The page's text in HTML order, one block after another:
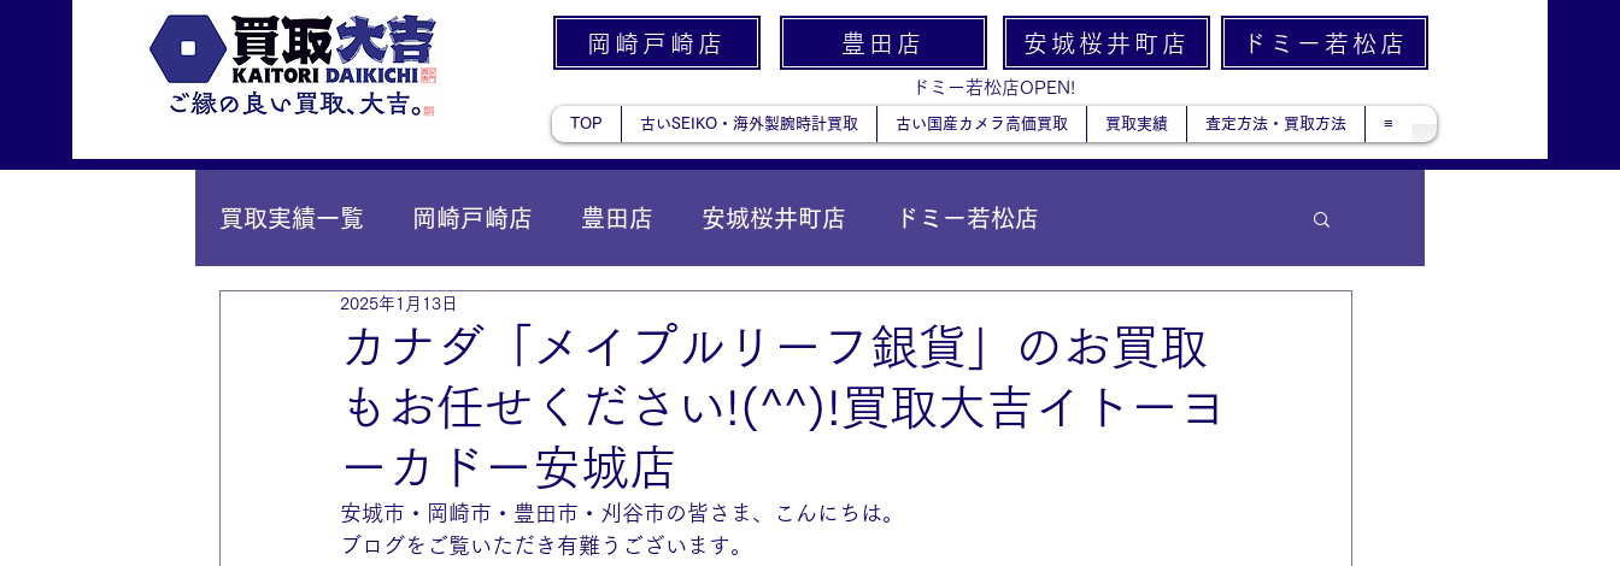
岡崎戸崎店 豊田店 安城桜井町店 ドミー若松店
ドミー若松店OPEN!
TOP 古いSEIKO・海外製腕時計買取 古い国産カメラ高価買取 買取実績 査定方法・買取方法 ≡
買取実績一覧 岡崎戸崎店 豊田店 安城桜井町店 ドミー若松店
IY安城店（安城桜井町店に統合）
カナダ「メイプルリーフ銀貨」のお買取
もお任せください!(^^)!買取大吉イトーヨ
ーカドー安城店
2025年1月13日
安城市・岡崎市・豊田市・刈谷市の皆さま、こんにちは。
ブログをご覧いただき有難うございます。